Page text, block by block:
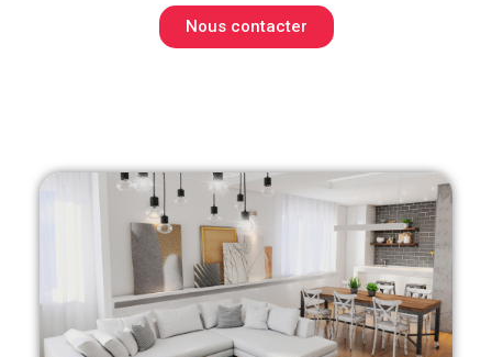
Nous contacter